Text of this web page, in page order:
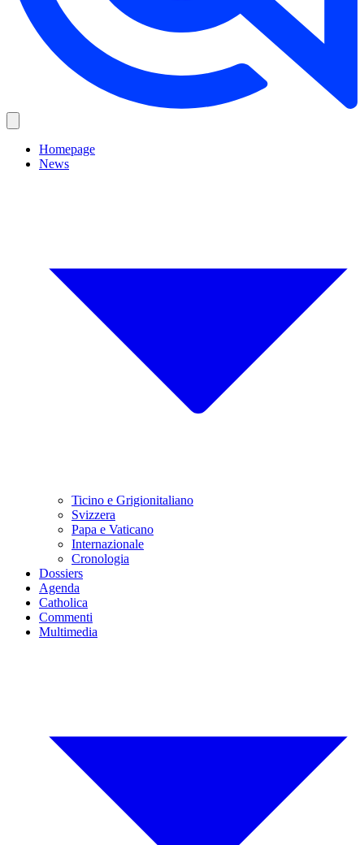
Homepage
News
Ticino e Grigionitaliano
Svizzera
Papa e Vaticano
Internazionale
Cronologia
Dossiers
Agenda
Catholica
Commenti
Multimedia